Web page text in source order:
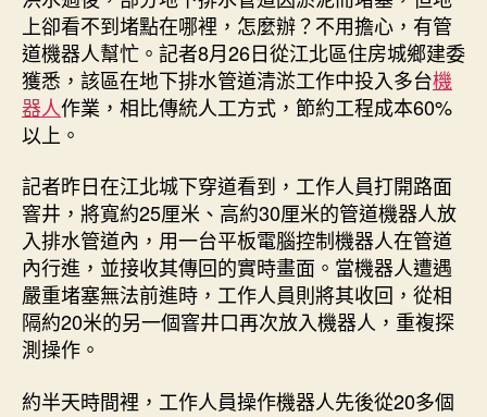
上卻看不到堵點在哪裡，怎麼辦？不用擔心，有管
道機器人幫忙。記者8月26日從江北區住房城鄉建委
獲悉，該區在地下排水管道清淤工作中投入多台機
器人作業，相比傳統人工方式，節約工程成本60%
以上。
記者昨日在江北城下穿道看到，工作人員打開路面
窨井，將寬約25厘米、高約30厘米的管道機器人放
入排水管道內，用一台平板電腦控制機器人在管道
內行進，並接收其傳回的實時畫面。當機器人遭遇
嚴重堵塞無法前進時，工作人員則將其收回，從相
隔約20米的另一個窨井口再次放入機器人，重複探
測操作。
約半天時間裡，工作人員操作機器人先後從20多個